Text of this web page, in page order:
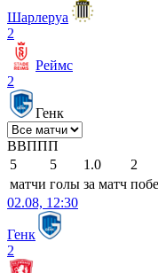
Шарлеруа
2
Реймс
2
Генк
ВВППП
5
5 1.0 2
матчи голы за матч
02.08, 12:30
Генк
2